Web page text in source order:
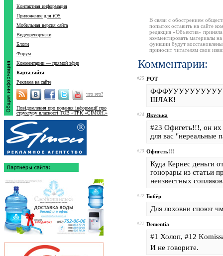
В связи с обострением
попыток оставить на сайте
редакция «Объектив»
комментировать материалы
функции будут
приносит читателям свои
Комментарии:
#25 РОТ
ШЛАК!
#24 Якуська
#23 Офигеть!!!, он их
для вас "нереальные
#23 Офигеть!!!
Куда Кернес деньги
гонорары из статьи
неизвестных
#22 Бобёр
Для лоховни споют
#21 Dementia
#1 Холоп, #12
И не говорите.
Контактная информация
Приложение для iOS
Мобильная версия сайта
Видеорепортажи
Блоги
Форум
Комментарии — прямой эфир
Карта сайта
Реклама на сайте
что это?
Повідомлення про подання інформації про
структуру власності ТОВ «ТРК «СІМОН.»